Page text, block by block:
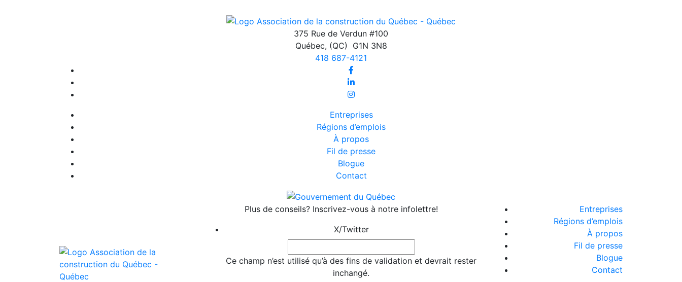
375 Rue de Verdun #100
Québec, (QC)
G1N 3N8
418 687-4121
Entreprises
Régions d’emplois
À propos
Fil de presse
Blogue
Contact
Plus de conseils? Inscrivez-vous à notre infolettre!
X/Twitter
Ce champ n’est utilisé qu’à des fins de validation et devrait rester
inchangé.
Entreprises
Régions d’emplois
À propos
Fil de presse
Blogue
Contact